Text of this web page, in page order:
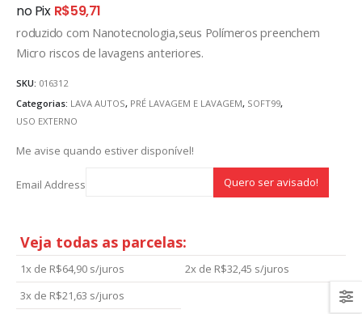
no Pix R$59,71
roduzido com Nanotecnologia,seus Polímeros preenchem
Micro riscos de lavagens anteriores.
SKU: 016312
Categorias: LAVA AUTOS, PRÉ LAVAGEM E LAVAGEM, SOFT99,
USO EXTERNO
Me avise quando estiver disponível!
Email Address
Veja todas as parcelas:
1x de R$64,90 s/juros 2x de R$32,45 s/juros
3x de R$21,63 s/juros